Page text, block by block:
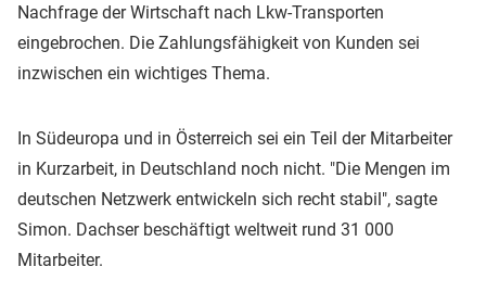
Nachfrage der Wirtschaft nach Lkw-Transporten
eingebrochen. Die Zahlungsfähigkeit von Kunden sei
inzwischen ein wichtiges Thema.
In Südeuropa und in Österreich sei ein Teil der Mitarbeiter
in Kurzarbeit, in Deutschland noch nicht. "Die Mengen im
deutschen Netzwerk entwickeln sich recht stabil", sagte
Simon. Dachser beschäftigt weltweit rund 31 000
Mitarbeiter.